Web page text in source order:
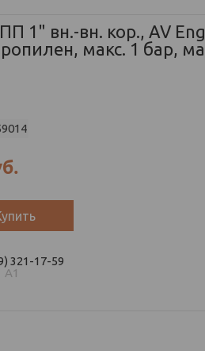
1" вн.-вн. кор., AV
макс. 1 бар,
321-17-59
А1